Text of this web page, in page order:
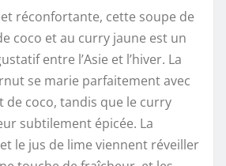
réconfortante, cette soupe de
coco et au curry jaune est un
entre l’Asie et l’hiver. La
se marie parfaitement avec
de coco, tandis que le curry
subtilement épicée. La
le jus de lime viennent réveiller